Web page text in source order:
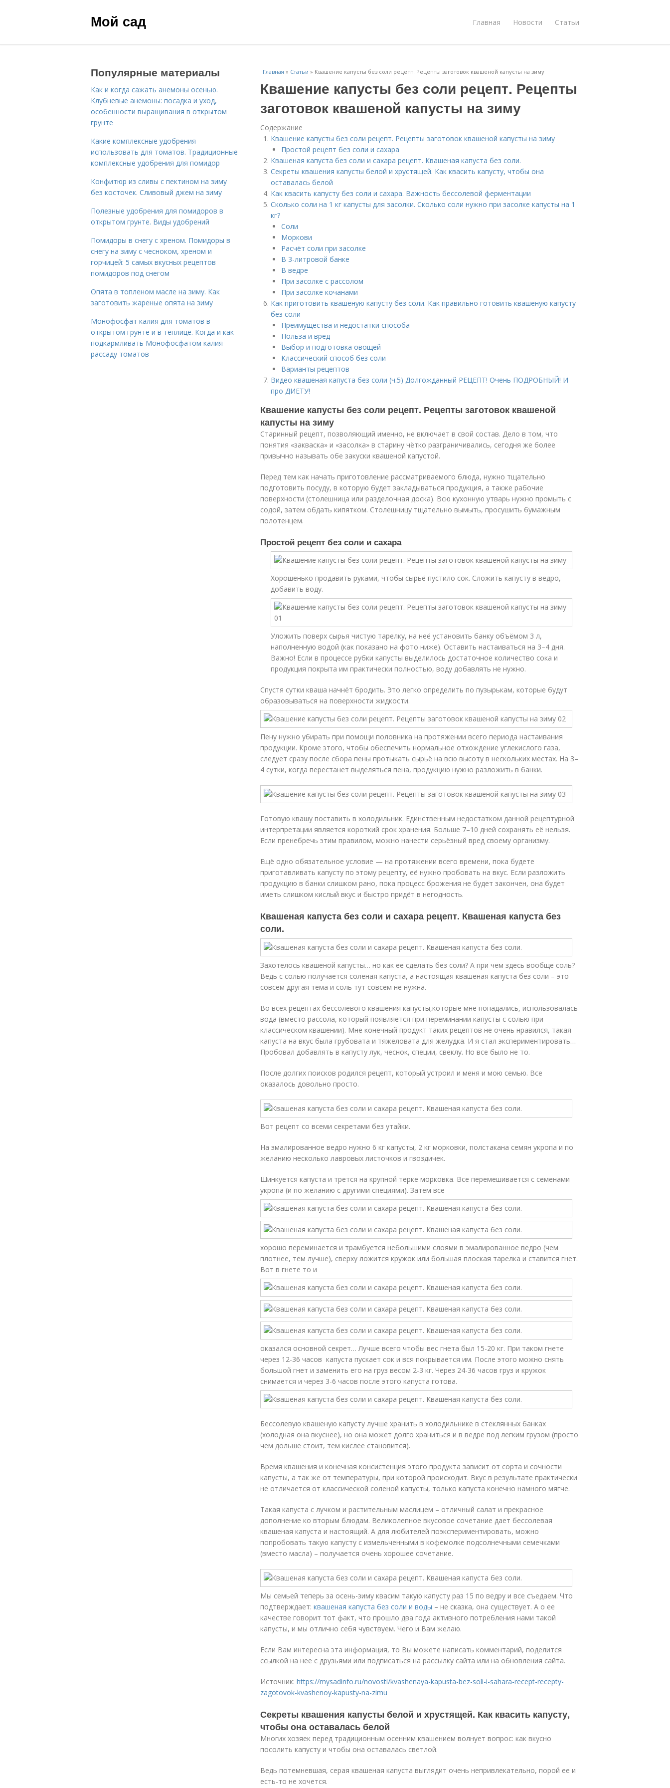
Мой сад Главная Новости Статьи
Главная » Статьи » Квашение капусты без соли рецепт. Рецепты заготовок квашеной капусты на зиму
Квашение капусты без соли рецепт. Рецепты
заготовок квашеной капусты на зиму
Содержание
Квашение капусты без соли рецепт. Рецепты заготовок квашеной капусты на зиму
Простой рецепт без соли и сахара
Квашеная капуста без соли и сахара рецепт. Квашеная капуста без соли.
Секреты квашения капусты белой и хрустящей. Как квасить капусту, чтобы она
оставалась белой
Как квасить капусту без соли и сахара. Важность бессолевой ферментации
Сколько соли на 1 кг капусты для засолки. Сколько соли нужно при засолке капусты на 1
кг?
Соли
Моркови
Расчёт соли при засолке
В 3-литровой банке
В ведре
При засолке с рассолом
При засолке кочанами
Как приготовить квашеную капусту без соли. Как правильно готовить квашеную капусту
без соли
Преимущества и недостатки способа
Польза и вред
Выбор и подготовка овощей
Классический способ без соли
Варианты рецептов
Видео квашеная капуста без соли (ч.5) Долгожданный РЕЦЕПТ! Очень ПОДРОБНЫЙ! И
про ДИЕТУ!
Квашение капусты без соли рецепт. Рецепты заготовок квашеной
капусты на зиму
Старинный рецепт, позволяющий именно, не включает в свой состав. Дело в том, что
понятия «закваска» и «засолка» в старину чётко разграничивались, сегодня же более
привычно называть обе закуски квашеной капустой.
Перед тем как начать приготовление рассматриваемого блюда, нужно тщательно
подготовить посуду, в которую будет закладываться продукция, а также рабочие
поверхности (столешница или разделочная доска). Всю кухонную утварь нужно промыть с
содой, затем обдать кипятком. Столешницу тщательно вымыть, просушить бумажным
полотенцем.
Простой рецепт без соли и сахара
Хорошенько продавить руками, чтобы сырьё пустило сок. Сложить капусту в ведро,
добавить воду.
Уложить поверх сырья чистую тарелку, на неё установить банку объёмом 3 л,
наполненную водой (как показано на фото ниже). Оставить настаиваться на 3–4 дня.
Важно! Если в процессе рубки капусты выделилось достаточное количество сока и
продукция покрыта им практически полностью, воду добавлять не нужно.
Спустя сутки кваша начнёт бродить. Это легко определить по пузырькам, которые будут
образовываться на поверхности жидкости.
Пену нужно убирать при помощи половника на протяжении всего периода настаивания
продукции. Кроме этого, чтобы обеспечить нормальное отхождение углекислого газа,
следует сразу после сбора пены протыкать сырьё на всю высоту в нескольких местах. На 3–
4 сутки, когда перестанет выделяться пена, продукцию нужно разложить в банки.
Готовую квашу поставить в холодильник. Единственным недостатком данной рецептурной
интерпретации является короткий срок хранения. Больше 7–10 дней сохранять её нельзя.
Если пренебречь этим правилом, можно нанести серьёзный вред своему организму.
Ещё одно обязательное условие — на протяжении всего времени, пока будете
приготавливать капусту по этому рецепту, её нужно пробовать на вкус. Если разложить
продукцию в банки слишком рано, пока процесс брожения не будет закончен, она будет
иметь слишком кислый вкус и быстро придёт в негодность.
Квашеная капуста без соли и сахара рецепт. Квашеная капуста без
соли.
Захотелось квашеной капусты… но как ее сделать без соли? А при чем здесь вообще соль?
Ведь с солью получается соленая капуста, а настоящая квашеная капуста без соли – это
совсем другая тема и соль тут совсем не нужна.
Во всех рецептах бессолевого квашения капусты,которые мне попадались, использовалась
вода (вместо рассола, который появляется при переминании капусты с солью при
классическом квашении). Мне конечный продукт таких рецептов не очень нравился, такая
капуста на вкус была грубовата и тяжеловата для желудка. И я стал экспериментировать…
Пробовал добавлять в капусту лук, чеснок, специи, свеклу. Но все было не то.
После долгих поисков родился рецепт, который устроил и меня и мою семью. Все
оказалось довольно просто.
Вот рецепт со всеми секретами без утайки.
На эмалированное ведро нужно 6 кг капусты, 2 кг морковки, полстакана семян укропа и по
желанию несколько лавровых листочков и гвоздичек.
Шинкуется капуста и трется на крупной терке морковка. Все перемешивается с семенами
укропа (и по желанию с другими специями). Затем все
хорошо переминается и трамбуется небольшими слоями в эмалированное ведро (чем
плотнее, тем лучше), сверху ложится кружок или большая плоская тарелка и ставится гнет.
Вот в гнете то и
оказался основной секрет… Лучше всего чтобы вес гнета был 15-20 кг. При таком гнете
через 12-36 часов капуста пускает сок и вся покрывается им. После этого можно снять
большой гнет и заменить его на груз весом 2-3 кг. Через 24-36 часов груз и кружок
снимается и через 3-6 часов после этого капуста готова.
Бессолевую квашеную капусту лучше хранить в холодильнике в стеклянных банках
(холодная она вкуснее), но она может долго храниться и в ведре под легким грузом (просто
чем дольше стоит, тем кислее становится).
Время квашения и конечная консистенция этого продукта зависит от сорта и сочности
капусты, а так же от температуры, при которой происходит. Вкус в результате практически
не отличается от классической соленой капусты, только капуста конечно намного мягче.
Такая капуста с лучком и растительным маслицем – отличный салат и прекрасное
дополнение ко вторым блюдам. Великолепное вкусовое сочетание дает бессолевая
квашеная капуста и настоящий. А для любителей поэкспериментировать, можно
попробовать такую капусту с измельченными в кофемолке подсолнечными семечками
(вместо масла) – получается очень хорошее сочетание.
Мы семьей теперь за осень-зиму квасим такую капусту раз 15 по ведру и все съедаем. Что
подтверждает: квашеная капуста без соли и воды – не сказка, она существует. А о ее
качестве говорит тот факт, что прошло два года активного потребления нами такой
капусты, и мы отлично себя чувствуем. Чего и Вам желаю.
Если Вам интересна эта информация, то Вы можете написать комментарий, поделится
ссылкой на нее с друзьями или подписаться на рассылку сайта или на обновления сайта.
Источник: https://mysadinfo.ru/novosti/kvashenaya-kapusta-bez-soli-i-sahara-recept-recepty-
zagotovok-kvashenoy-kapusty-na-zimu
Секреты квашения капусты белой и хрустящей. Как квасить капусту,
чтобы она оставалась белой
Многих хозяек перед традиционным осенним квашением волнует вопрос: как вкусно
посолить капусту и чтобы она оставалась светлой.
Ведь потемневшая, серая квашеная капуста выглядит очень непривлекательно, порой ее и
есть-то не хочется.
Популярные материалы
Как и когда сажать анемоны осенью.
Клубневые анемоны: посадка и уход,
особенности выращивания в открытом
грунте
Какие комплексные удобрения
использовать для томатов. Традиционные
комплексные удобрения для помидор
Конфитюр из сливы с пектином на зиму
без косточек. Сливовый джем на зиму
Полезные удобрения для помидоров в
открытом грунте. Виды удобрений
Помидоры в снегу с хреном. Помидоры в
снегу на зиму с чесноком, хреном и
горчицей: 5 самых вкусных рецептов
помидоров под снегом
Опята в топленом масле на зиму. Как
заготовить жареные опята на зиму
Монофосфат калия для томатов в
открытом грунте и в теплице. Когда и как
подкармливать Монофосфатом калия
рассаду томатов